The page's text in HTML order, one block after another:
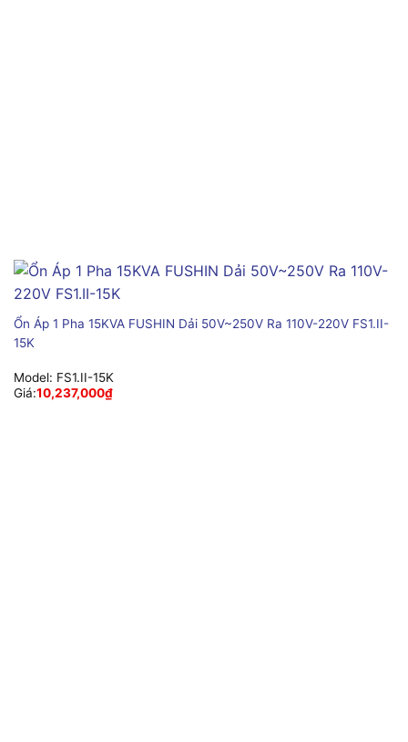
Ổn Áp 1 Pha 15KVA FUSHIN Dải 50V~250V Ra 110V-220V FS1.II-
15K
Model: FS1.II-15K
Giá:10,237,000₫